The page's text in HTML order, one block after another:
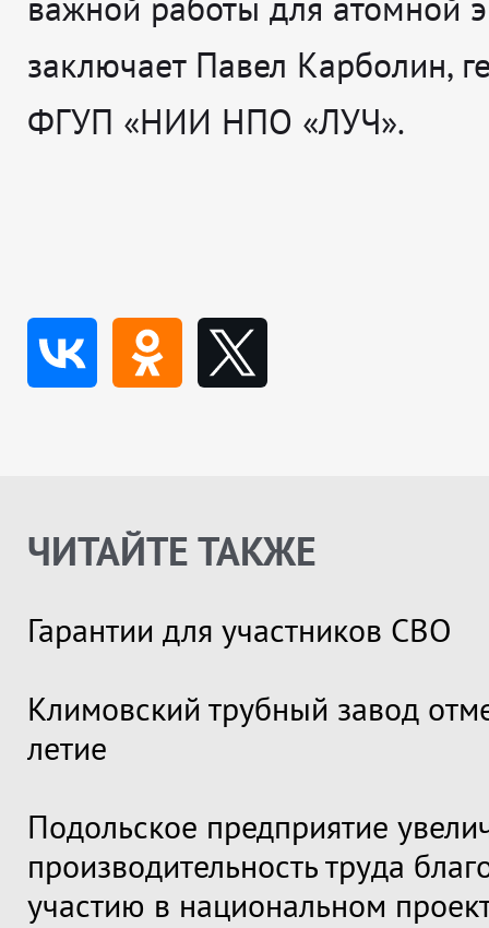
заключает Павел Карболин,
ФГУП «НИИ НПО «ЛУЧ».
ЧИТАЙТЕ ТАКЖЕ
Гарантии для участников СВО
Климовский трубный завод
летие
Подольское предприятие
производительность труда
участию в национальном